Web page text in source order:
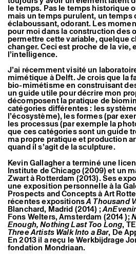
le temps. Pas le temps historique
mais un temps purulent, un temps
éclaboussant, odorant. Les
pour moi dans la construction des
permettre cette variable, quelque
changer. Ceci est proche de la
l’intelligence.
J’ai récemment visité un
mimétique à Delft. Je crois que la
bio-mimétisme en construisant
un guide utile pour décrire mon
décomposent la pratique de
catégories différentes : les
l’écosystème), les formes (par
les processus (par exemple la
que ces catégories sont un guide
ma propre pratique et production
quand il s’agit de la sculpture.
Kevin Gallagher a terminé une
Institute de Chicago (2009) et un
Zwart à Rotterdam (2013). Ses
une exposition personnelle à la
Prospects and Concepts à Art
récentes expositionsA Thousand
Blanchard, Madrid (2014) ;
Fons Welters, Amsterdam (2014 );
Enough, Nothing Last Too Long,
Three Artists Walk Into a Bar, De
En 2013 il a reçu le Werkbijdrage
fondation Mondriaan.